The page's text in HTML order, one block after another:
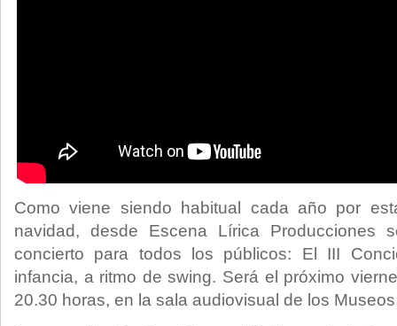
Como viene siendo habitual cada año por
navidad, desde Escena Lírica Producciones
concierto para todos los públicos: El III
infancia, a ritmo de swing. Será el próximo
20.30 horas, en la sala audiovisual de los